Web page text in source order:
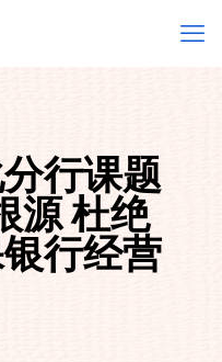
行课题
源 杜绝
行经营